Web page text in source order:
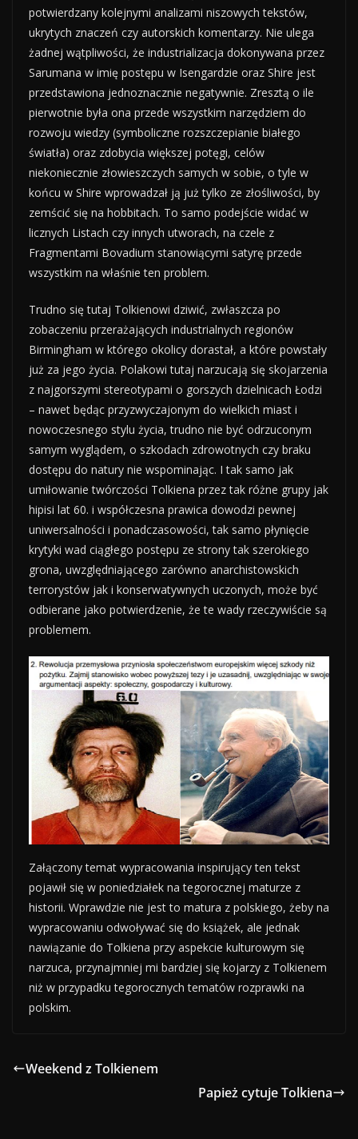
potwierdzany kolejnymi analizami niszowych tekstów,
ukrytych znaczeń czy autorskich komentarzy. Nie ulega
żadnej wątpliwości, że industrializacja dokonywana przez
Sarumana w imię postępu w Isengardzie oraz Shire jest
przedstawiona jednoznacznie negatywnie. Zresztą o ile
pierwotnie była ona przede wszystkim narzędziem do
rozwoju wiedzy (symboliczne rozszczepianie białego
światła) oraz zdobycia większej potęgi, celów
niekoniecznie złowieszczych samych w sobie, o tyle w
końcu w Shire wprowadzał ją już tylko ze złośliwości, by
zemścić się na hobbitach. To samo podejście widać w
licznych Listach czy innych utworach, na czele z
Fragmentami Bovadium stanowiącymi satyrę przede
wszystkim na właśnie ten problem.
Trudno się tutaj Tolkienowi dziwić, zwłaszcza po
zobaczeniu przerażających industrialnych regionów
Birmingham w którego okolicy dorastał, a które powstały
już za jego życia. Polakowi tutaj narzucają się skojarzenia
z najgorszymi stereotypami o gorszych dzielnicach Łodzi
– nawet będąc przyzwyczajonym do wielkich miast i
nowoczesnego stylu życia, trudno nie być odrzuconym
samym wyglądem, o szkodach zdrowotnych czy braku
dostępu do natury nie wspominając. I tak samo jak
umiłowanie twórczości Tolkiena przez tak różne grupy jak
hipisi lat 60. i współczesna prawica dowodzi pewnej
uniwersalności i ponadczasowości, tak samo płynięcie
krytyki wad ciągłego postępu ze strony tak szerokiego
grona, uwzględniającego zarówno anarchistowskich
terrorystów jak i konserwatywnych uczonych, może być
odbierane jako potwierdzenie, że te wady rzeczywiście są
problemem.
Załączony temat wypracowania inspirujący ten tekst
pojawił się w poniedziałek na tegorocznej maturze z
historii. Wprawdzie nie jest to matura z polskiego, żeby na
wypracowaniu odwoływać się do książek, ale jednak
nawiązanie do Tolkiena przy aspekcie kulturowym się
narzuca, przynajmniej mi bardziej się kojarzy z Tolkienem
niż w przypadku tegorocznych tematów rozprawki na
polskim.
Weekend z Tolkienem
Papież cytuje Tolkiena